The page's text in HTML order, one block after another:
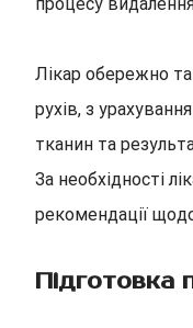
Лікар обережно
рухів, з
тканин та
За необхідності
рекомендації
Підготовка